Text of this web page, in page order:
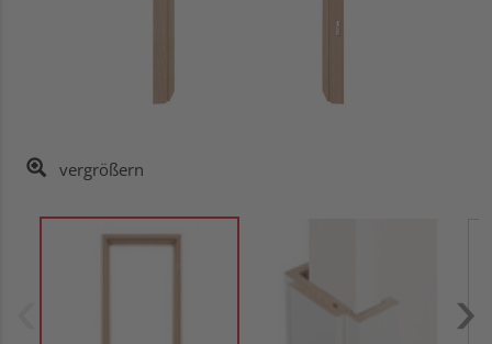
vergrößern